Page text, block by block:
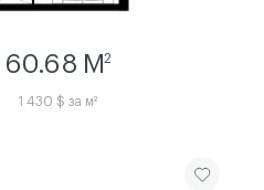
60.68 M2
1 430 $ за м²
ЧИТАТИ